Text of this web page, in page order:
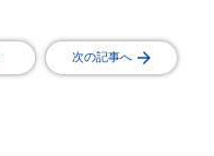
次の記事へ